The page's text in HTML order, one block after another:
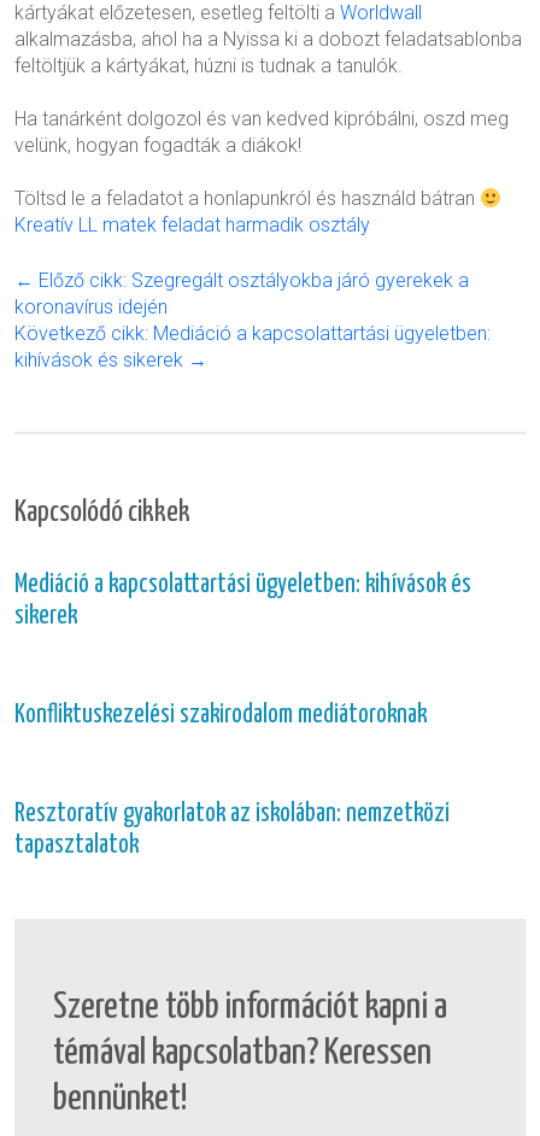
kártyákat előzetesen, esetleg feltölti a Worldwall
alkalmazásba, ahol ha a Nyissa ki a dobozt feladatsablonba
feltöltjük a kártyákat, húzni is tudnak a tanulók.
Ha tanárként dolgozol és van kedved kipróbálni, oszd meg
velünk, hogyan fogadták a diákok!
Töltsd le a feladatot a honlapunkról és használd bátran
Kreatív LL matek feladat harmadik osztály
← Előző cikk: Szegregált osztályokba járó gyerekek a
koronavírus idején
Következő cikk: Mediáció a kapcsolattartási ügyeletben:
kihívások és sikerek →
Kapcsolódó cikkek
Mediáció a kapcsolattartási ügyeletben: kihívások és
sikerek
Konfliktuskezelési szakirodalom mediátoroknak
Resztoratív gyakorlatok az iskolában: nemzetközi
tapasztalatok
Szeretne több információt kapni a
témával kapcsolatban? Keressen
bennünket!